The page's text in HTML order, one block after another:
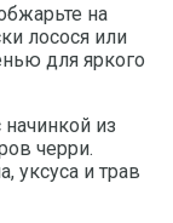
на
лосося или
для яркого
из
черри.
уксуса и трав